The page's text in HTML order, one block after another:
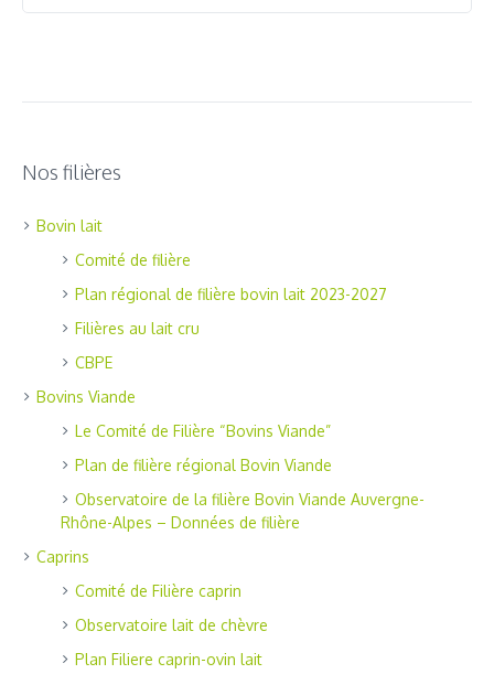
Nos filières
Bovin lait
Comité de filière
Plan régional de filière bovin lait 2023-2027
Filières au lait cru
CBPE
Bovins Viande
Le Comité de Filière “Bovins Viande”
Plan de filière régional Bovin Viande
Observatoire de la filière Bovin Viande Auvergne-
Rhône-Alpes – Données de filière
Caprins
Comité de Filière caprin
Observatoire lait de chèvre
Plan Filiere caprin-ovin lait